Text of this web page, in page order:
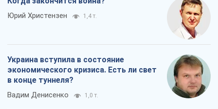
Юрий Христензен 1,4 т.
Украина вступила в состояние
экономического кризиса. Есть ли свет
в конце туннеля?
Вадим Денисенко 1,0 т.